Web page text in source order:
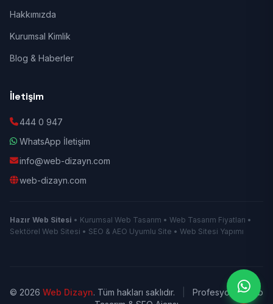
Hakkımızda
Kurumsal Kimlik
Blog & Haberler
İletişim
444 0 947
WhatsApp İletişim
info@web-dizayn.com
web-dizayn.com
Hazır Web Sitesi • Kurumsal Web Tasarım • Web Tasarım Fiyatları •
Sektörel Web Sitesi • SEO & AEO Uyumlu Site • Web Sitesi Yapımı
© 2026 Web Dizayn. Tüm hakları saklıdır.
Profesyonel Web